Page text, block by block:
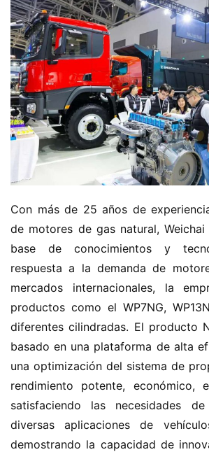
H
e
c
a
m
i
o
c
h
i
Con más de 25 años de
de motores de gas natural,
base de conocimientos y
respuesta a la demanda de
mercados internacionales, la
productos como el WP7NG,
diferentes cilindradas. El producto
basado en una plataforma de alta
una optimización del sistema de
rendimiento potente, económico,
satisfaciendo las necesidades
diversas aplicaciones de
demostrando la capacidad de